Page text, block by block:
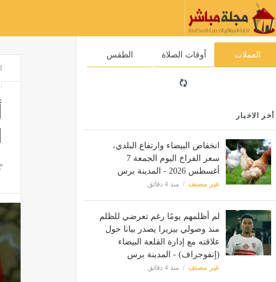
العملات أوقات الصلاة الطقس
أخر الاخبار
انخفاض البيضاء وارتفاع البلدي،
سعر الفراخ اليوم الجمعة 7
أغسطس 2026 - المدينة برس
غير مصنف منذ 4 دقائق
لم أظلمهم يومًا رغم تعرضي للظلم
منذ وصولي بيزيرا يصدر بيانا حول
علاقته مع إدارة القلعة البيضاء
(إنفوجراف) - المدينة برس
غير مصنف منذ 4 دقائق